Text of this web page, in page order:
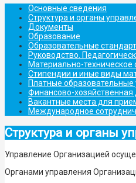
Основные сведения
Структура и органы
Документы
Образование
Образовательные
Руководство.
Материально-техническое
Стипендии и иные виды
Платные образовательные
Финансово-хозяйственная
Вакантные места для
Международное
Структура и органы
Управление Организацией
Органами управления